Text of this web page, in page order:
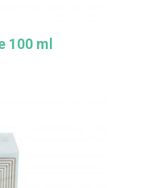
100 ml